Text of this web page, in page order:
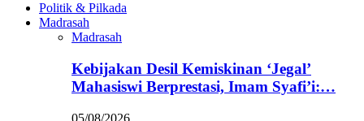
Politik & Pilkada
Madrasah
Madrasah
Kebijakan Desil Kemiskinan ‘Jegal’
Mahasiswi Berprestasi, Imam Syafi’i:…
05/08/2026